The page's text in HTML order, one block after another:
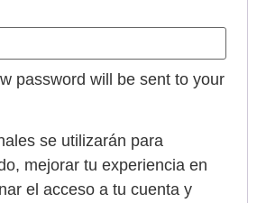
password will be sent to your
se utilizarán para
mejorar tu experiencia en
el acceso a tu cuenta y